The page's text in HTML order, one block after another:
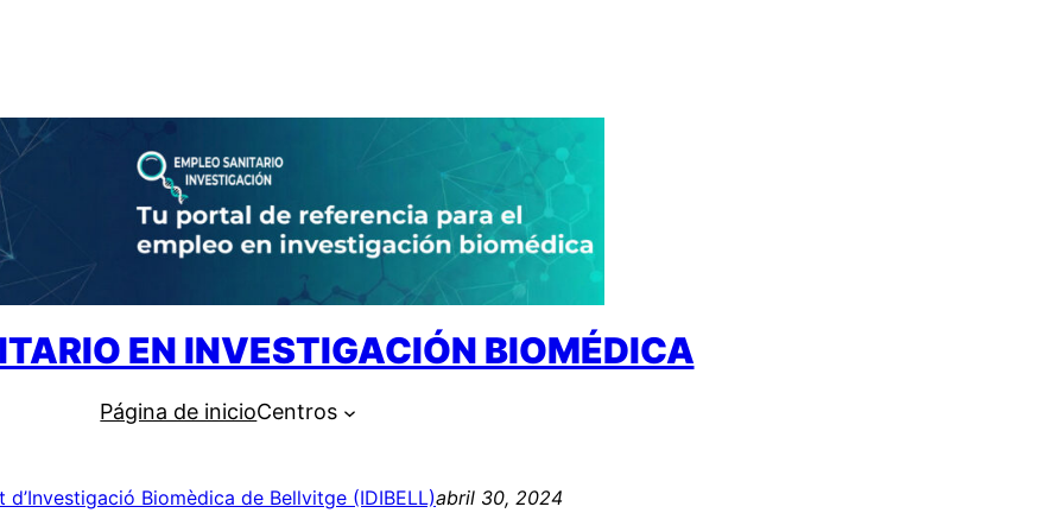
EN INVESTIGACIÓN BIOMÉDICA
Página de inicioCentros
d’Investigació Biomèdica de Bellvitge (IDIBELL)abril 30, 2024